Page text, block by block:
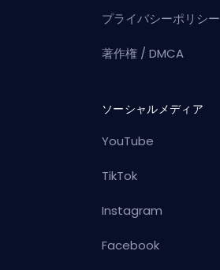
プライバシーポリシー
著作権 / DMCA
ソーシャルメディア
YouTube
TikTok
Instagram
Facebook